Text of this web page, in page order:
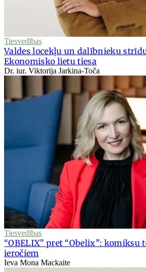
Tiesvedības
Valdes locekļu un dalībnieku
Ekonomisko lietu tiesa
Dr. iur. Viktorija Jarkina-Toča
Tiesvedības
“OBELIX” pret “Obelix”: komiksu
ieročiem
Ieva Mona Mackaite